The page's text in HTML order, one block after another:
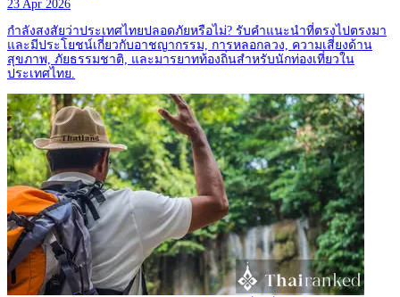
23 Apr 2026
กำลังสงสัยว่าประเทศไทยปลอดภัยหรือไม่? รับคำแนะนำที่ตรงไปตรงมา
และมีประโยชน์เกี่ยวกับอาชญากรรม, การหลอกลวง, ความเสี่ยงด้าน
สุขภาพ, ภัยธรรมชาติ, และมารยาทท้องถิ่นสำหรับนักท่องเที่ยวใน
ประเทศไทย.